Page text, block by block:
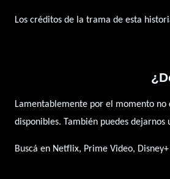
Los créditos de la trama de esta
Lamentablemente por el momento no
disponibles. También puedes dejarnos
Buscá en Netflix, Prime Video, Disney+